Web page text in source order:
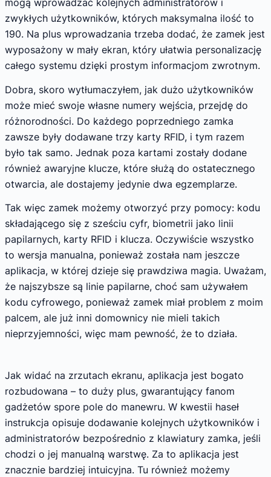
mogą wprowadzać kolejnych administratorów i
zwykłych użytkowników, których maksymalna ilość to
190. Na plus wprowadzania trzeba dodać, że zamek jest
wyposażony w mały ekran, który ułatwia personalizację
całego systemu dzięki prostym informacjom zwrotnym.
Dobra, skoro wytłumaczyłem, jak dużo użytkowników
może mieć swoje własne numery wejścia, przejdę do
różnorodności. Do każdego poprzedniego zamka
zawsze były dodawane trzy karty RFID, i tym razem
było tak samo. Jednak poza kartami zostały dodane
również awaryjne klucze, które służą do ostatecznego
otwarcia, ale dostajemy jedynie dwa egzemplarze.
Tak więc zamek możemy otworzyć przy pomocy: kodu
składającego się z sześciu cyfr, biometrii jako linii
papilarnych, karty RFID i klucza. Oczywiście wszystko
to wersja manualna, ponieważ została nam jeszcze
aplikacja, w której dzieje się prawdziwa magia. Uważam,
że najszybsze są linie papilarne, choć sam używałem
kodu cyfrowego, ponieważ zamek miał problem z moim
palcem, ale już inni domownicy nie mieli takich
nieprzyjemności, więc mam pewność, że to działa.
Jak widać na zrzutach ekranu, aplikacja jest bogato
rozbudowana – to duży plus, gwarantujący fanom
gadżetów spore pole do manewru. W kwestii haseł
instrukcja opisuje dodawanie kolejnych użytkowników i
administratorów bezpośrednio z klawiatury zamka, jeśli
chodzi o jej manualną warstwę. Za to aplikacja jest
znacznie bardziej intuicyjna. Tu również możemy